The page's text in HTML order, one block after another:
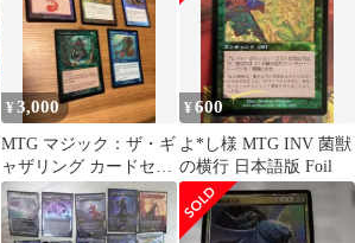
¥3,000
MTG マジック：ザ・ギ
ャザリング カードセッ
ト foil
¥600
よ*し様 MTG INV 菌獣
の横行 日本語版 Foil